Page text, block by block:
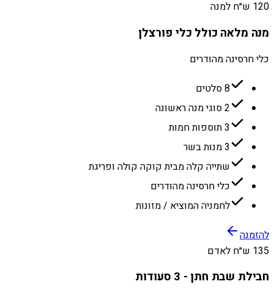
120 ש״ח למנה
מנה מלאה כולל כלי פורצלן
כלי חרסינה מהודרים
8 סלטים
2 סוגי מנה ראשונה
3 תוספות חמות
3 מנות בשר
שתייה קלה מבית קוקה קולה ופריגת
כלי חרסינה מהודרים
לחמניה המוציא / מזונות
להזמנה
135 ש״ח לאדם
חבילת שבת חתן - 3 סעודות